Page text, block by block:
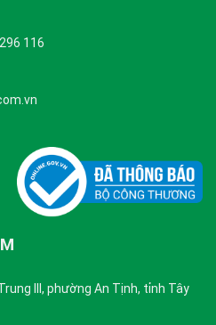
116
III, phường An Tịnh, tỉnh Tây